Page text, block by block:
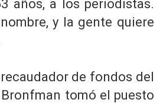
años, a los periodistas.
y la gente quiere
de fondos del
tomó el puesto